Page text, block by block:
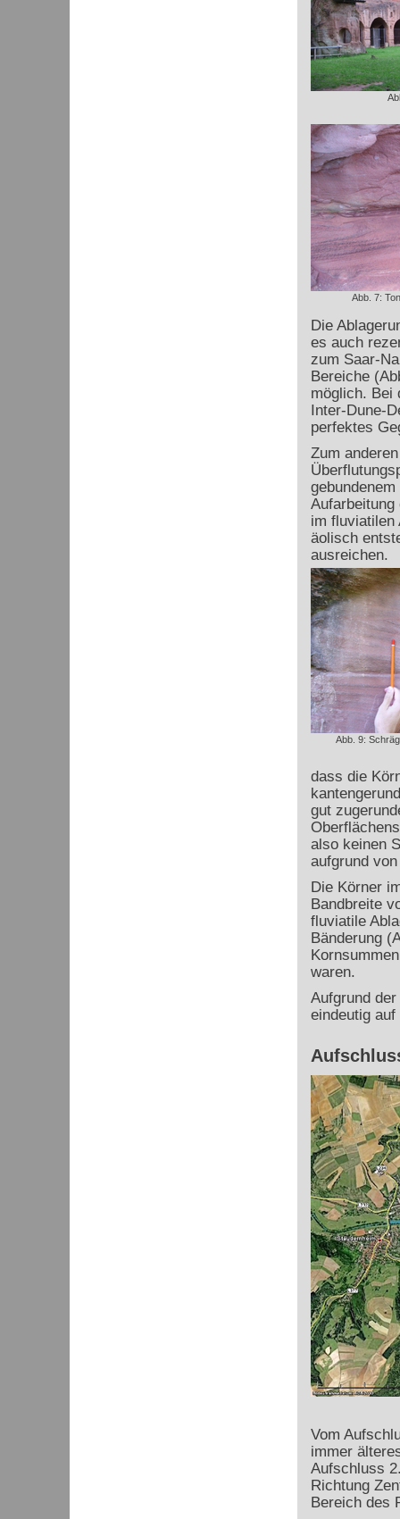
Abb. 7:
Die
es auch
zum Saar-
Bereiche
möglich. Bei
Inter-Dune-
perfektes
Zum
im fluviatilen
äolisch
ausreichen.
Abb. 9:
dass die
gut
also keinen
aufgrund
Die Körner
Bandbreite
fluviatile
Bänderung
waren.
Aufgrund
eindeutig
Vom
immer
Aufschluss
Richtung
Bereich des